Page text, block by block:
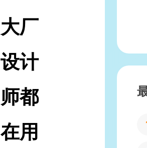
大厂
设计
师都
在用